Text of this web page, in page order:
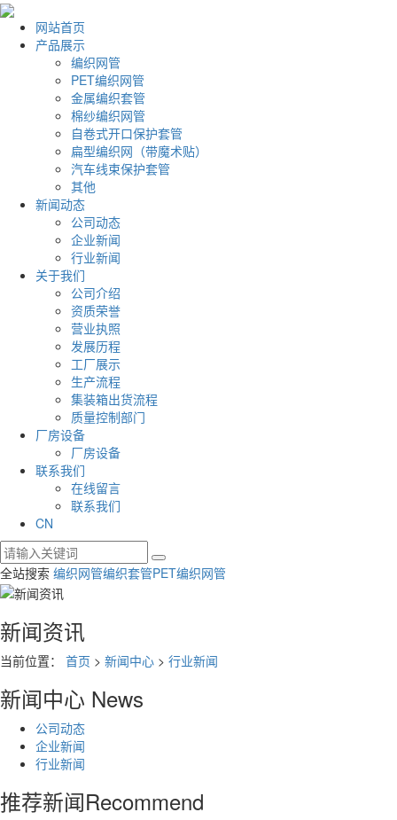
网站首页
产品展示
编织网管
PET编织网管
金属编织套管
棉纱编织网管
自卷式开口保护套管
扁型编织网（带魔术贴）
汽车线束保护套管
其他
新闻动态
公司动态
企业新闻
行业新闻
关于我们
公司介绍
资质荣誉
营业执照
发展历程
工厂展示
生产流程
集装箱出货流程
质量控制部门
厂房设备
厂房设备
联系我们
在线留言
联系我们
CN
全站搜索 编织网管编织套管PET编织网管
新闻资讯
当前位置： 首页 > 新闻中心 > 行业新闻
新闻中心 News
公司动态
企业新闻
行业新闻
推荐新闻Recommend